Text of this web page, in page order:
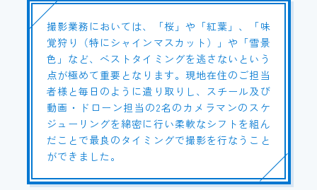
撮影業務においては、「桜」や「紅葉」、「味
覚狩り（特にシャインマスカット）」や「雪景
色」など、ベストタイミングを逃さないという
点が極めて重要となります。現地在住のご担当
者様と毎日のように遣り取りし、スチール及び
動画・ドローン担当の2名のカメラマンのスケ
ジューリングを綿密に行い柔軟なシフトを組ん
だことで最良のタイミングで撮影を行なうこと
ができました。